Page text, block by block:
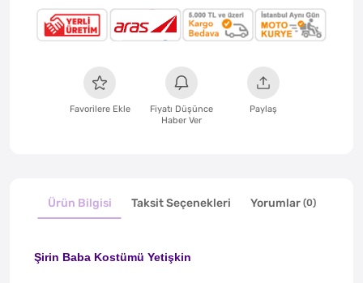
Favorilere Ekle
Fiyatı Düşünce
Haber Ver
Paylaş
Ürün Bilgisi Taksit Seçenekleri Yorumlar (0)
Şirin Baba Kostümü Yetişkin